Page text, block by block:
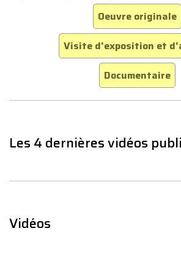
Oeuvre originale
Visite d'exposition et
Documentaire
Les 4 dernières vidéos
Vidéos